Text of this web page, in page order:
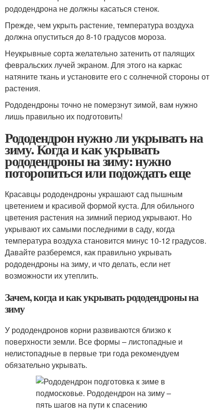
рододендрона не должны касаться стенок.
Прежде, чем укрыть растение, температура воздуха
должна опуститься до 8-10 градусов мороза.
Неукрывные сорта желательно затенить от палящих
февральских лучей экраном. Для этого на каркас
натяните ткань и установите его с солнечной стороны от
растения.
Рододендроны точно не померзнут зимой, вам нужно
лишь правильно их подготовить!
Рододендрон нужно ли укрывать на
зиму. Когда и как укрывать
рододендроны на зиму: нужно
поторопиться или подождать еще
Красавцы рододендроны украшают сад пышным
цветением и красивой формой куста. Для обильного
цветения растения на зимний период укрывают. Но
укрывают их самыми последними в саду, когда
температура воздуха становится минус 10-12 градусов.
Давайте разберемся, как правильно укрывать
рододендроны на зиму, и что делать, если нет
возможности их утеплить.
Зачем, когда и как укрывать рододендроны на
зиму
У рододендронов корни развиваются близко к
поверхности земли. Все формы – листопадные и
нелистопадные в первые три года рекомендуем
обязательно укрывать.